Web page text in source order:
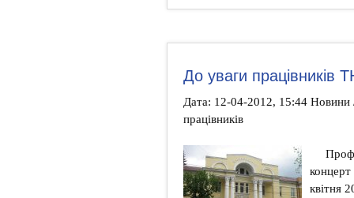
До уваги працівників
Дата: 12-04-2012, 15:44 Новини
працівників
концерт
квітня